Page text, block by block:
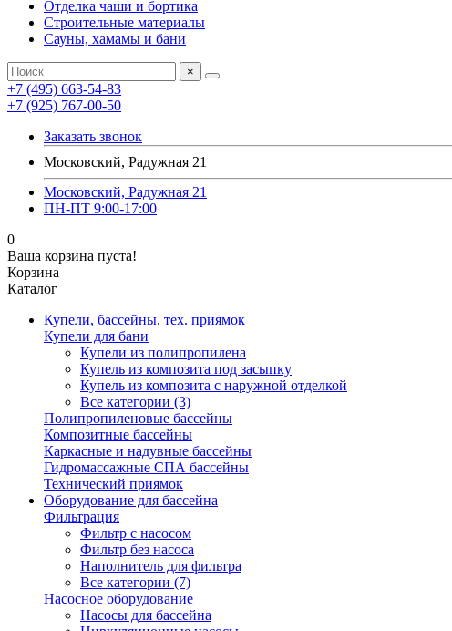
Отделка чаши и бортика
Строительные материалы
Сауны, хамамы и бани
×
+7 (495) 663-54-83
+7 (925) 767-00-50
Заказать звонок
Московский, Радужная 21
Московский, Радужная 21
ПН-ПТ 9:00-17:00
0
Ваша корзина пуста!
Корзина
Каталог
Купели, бассейны, тех. приямок
Купели для бани
Купели из полипропилена
Купель из композита под засыпку
Купель из композита с наружной отделкой
Все категории (3)
Полипропиленовые бассейны
Композитные бассейны
Каркасные и надувные бассейны
Гидромассажные СПА бассейны
Технический приямок
Оборудование для бассейна
Фильтрация
Фильтр с насосом
Фильтр без насоса
Наполнитель для фильтра
Все категории (7)
Насосное оборудование
Насосы для бассейна